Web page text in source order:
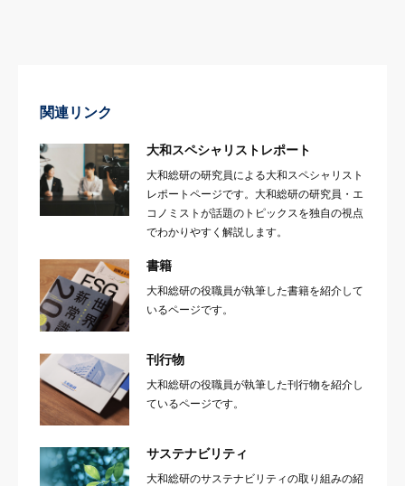
関連リンク
大和スペシャリストレポート
大和総研の研究員による大和スペシャリスト
レポートページです。大和総研の研究員・エ
コノミストが話題のトピックスを独自の視点
でわかりやすく解説します。
書籍
大和総研の役職員が執筆した書籍を紹介して
いるページです。
刊行物
大和総研の役職員が執筆した刊行物を紹介し
ているページです。
サステナビリティ
大和総研のサステナビリティの取り組みの紹